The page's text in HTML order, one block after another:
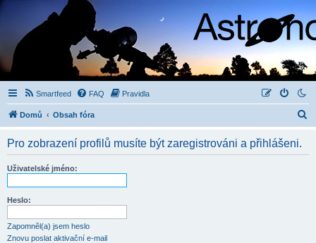
Smartfeed FAQ Pravidla
Domů Obsah fóra
Pro zobrazení profilů musíte být zaregistrováni a přihlášeni.
Uživatelské jméno:
Heslo:
Zapomněl(a) jsem heslo
Znovu poslat aktivační e-mail